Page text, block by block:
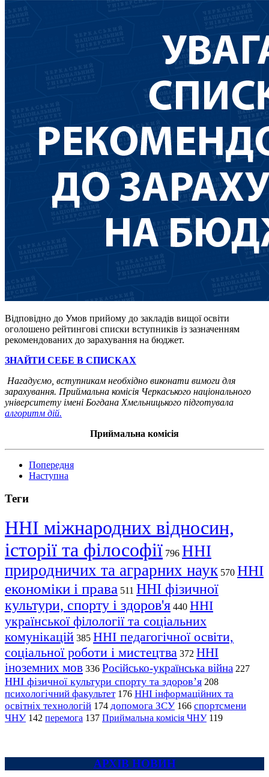
Відповідно до Умов прийому до закладів вищої освіти
оголошено рейтингові списки вступників із зазначенням
рекомендованих до зарахування на бюджет.
ЗНАЙТИ СЕБЕ В СПИСКАХ
Нагадуємо, вступникам необхідно виконати вимоги для
зарахування. Приймальна комісія Черкаського національного
університету імені Богдана Хмельницького підготувала
алгоритм дій.
Приймальна комісія
Попередня
Наступна
Теги
ННІ міжнародних відносин,
історії та філософії 796 ННІ
природничих та аграрних наук 570 ННІ
економіки і права 511 ННІ фізичної
культури, спорту і здоров'я 440 ННІ
української філології та соціальних
комунікацій 385 ННІ педагогічної освіти,
соціальної роботи і мистецтва 372 ННІ
іноземних мов 336 Російсько-українська війна 227
ННІ фізичної культури спорту та здоров’я 208
психологічний факультет 176 ННІ інформаційних та
освітніх технологій 174 допомога ЗСУ 166 спортсмени
ЧНУ 142 перемога 137 Приймальна комісія ЧНУ 119
АРХІВ НОВИН